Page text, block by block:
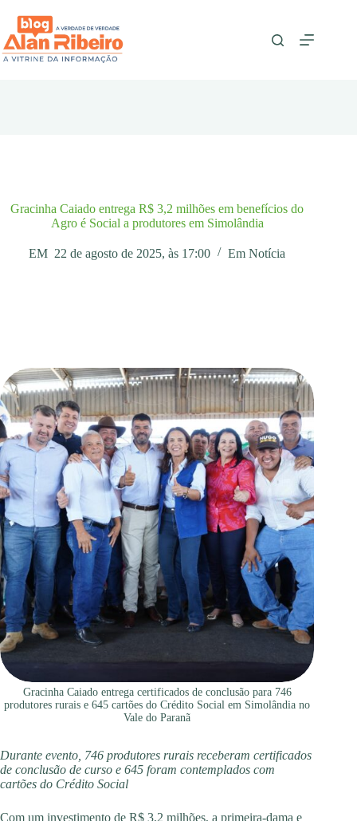
para
conteúdo
Gracinha Caiado entrega R$ 3,2 milhões em benefícios do
Agro é Social a produtores em Simolândia
EM 22 de agosto de 2025, às 17:00 Em Notícia
Gracinha Caiado entrega certificados de conclusão para 746
produtores rurais e 645 cartões do Crédito Social em Simolândia no
Vale do Paranã
Durante evento, 746 produtores rurais receberam certificados
de conclusão de curso e 645 foram contemplados com
cartões do Crédito Social
Com um investimento de R$ 3,2 milhões, a primeira-dama e